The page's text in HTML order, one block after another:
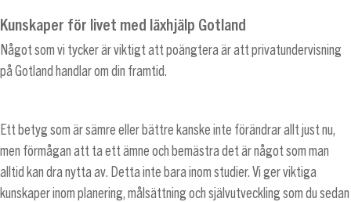
Kunskaper för livet med läxhjälp Gotland
Något som vi tycker är viktigt att poängtera är att privatundervisning
på Gotland handlar om din framtid.
Ett betyg som är sämre eller bättre kanske inte förändrar allt just nu,
men förmågan att ta ett ämne och bemästra det är något som man
alltid kan dra nytta av. Detta inte bara inom studier. Vi ger viktiga
kunskaper inom planering, målsättning och självutveckling som du sedan